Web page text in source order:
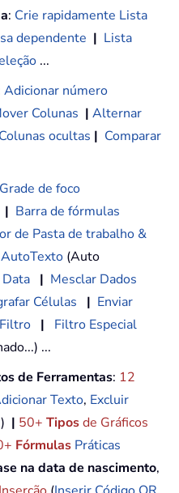
: Crie rapidamente Lista
dependente | Lista
...
Adicionar número
Colunas | Alternar
ocultas | Comparar
Grade de foco
| Barra de fórmulas
de Pasta de trabalho &
(Auto
| Mesclar Dados
Células | Enviar
|
Filtro Especial
...
de Ferramentas: 12
Texto, Excluir
| 50+ Tiposde Gráficos
Fórmulas Práticas
na data de nascimento,